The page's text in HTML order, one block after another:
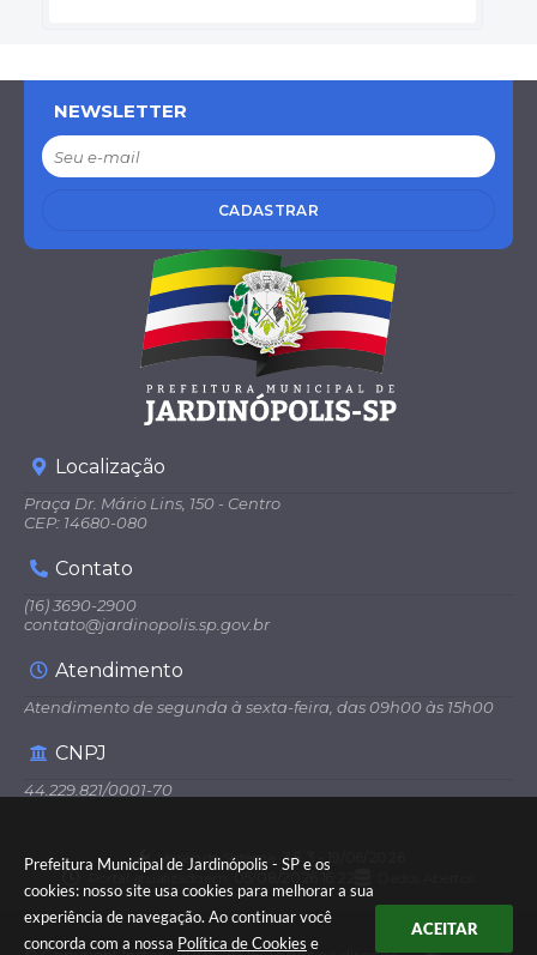
Prefeitura Municipal de Jardinópolis - SP e os
cookies: nosso site usa cookies para melhorar a sua
experiência de navegação. Ao continuar você
concorda com a nossa Política de Cookies e
ACEITAR
NEWSLETTER
CADASTRAR
Localização
Praça Dr. Mário Lins, 150 - Centro
CEP: 14680-080
Contato
(16) 3690-2900
contato@jardinopolis.sp.gov.br
Atendimento
Atendimento de segunda à sexta-feira, das 09h00 às 15h00
CNPJ
44.229.821/0001-70
Versão do Sistema: 3.5.3 - 19/06/2026
Portal atualizado em:
05/08/2026 16:22